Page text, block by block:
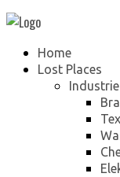
Home
Lost Places